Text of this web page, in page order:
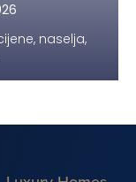
naselja,